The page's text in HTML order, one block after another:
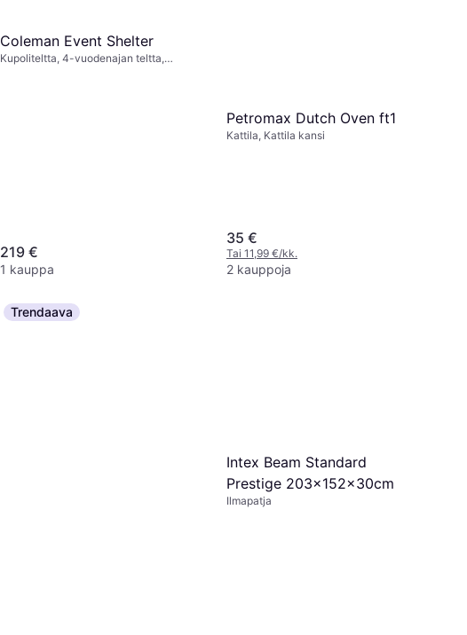
Coleman Event Shelter
Kupoliteltta, 4-vuodenajan teltta,
219 €
1 kauppa
Petromax Dutch Oven ft1
Kattila, Kattila kansi
35 €
Tai 11,99 €/kk.
2 kauppoja
Trendaava
Intex Beam Standard
Prestige 203x152x30cm
Ilmapatja